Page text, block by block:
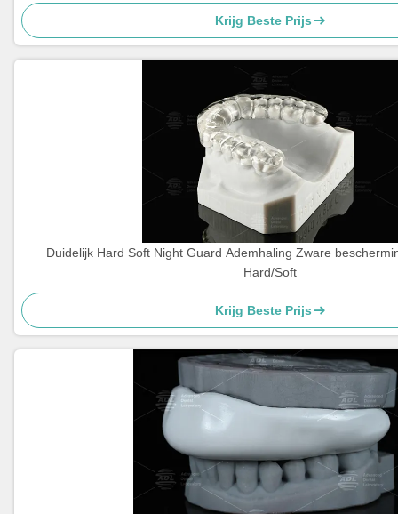
Krijg Beste Prijs
Duidelijk Hard Soft Night Guard Ademhaling Zware
Hard/Soft
Krijg Beste Prijs